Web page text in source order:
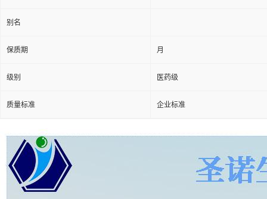
别名
保质期 月
级别 医药级
质量标准 企业标准